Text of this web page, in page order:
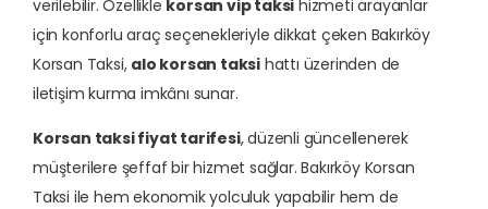
verilebilir. Özellikle korsan vip taksi hizmeti arayanlar
için konforlu araç seçenekleriyle dikkat çeken Bakırköy
Korsan Taksi, alo korsan taksi hattı üzerinden de
iletişim kurma imkânı sunar.
Korsan taksi fiyat tarifesi, düzenli güncellenerek
müşterilere şeffaf bir hizmet sağlar. Bakırköy Korsan
Taksi ile hem ekonomik yolculuk yapabilir hem de